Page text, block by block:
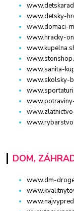
www.detsky-
www.domaci-
www.hracky-
www.sanita-
www.skolsky-
DOM,
www.dm-